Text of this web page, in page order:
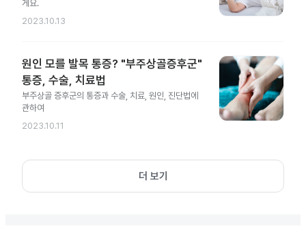
게요.
2023.10.13
원인 모를 발목 통증? "부주상골증후군"
통증, 수술, 치료법
부주상골 증후군의 통증과 수술, 치료, 원인, 진단법에
관하여
2023.10.11
더 보기